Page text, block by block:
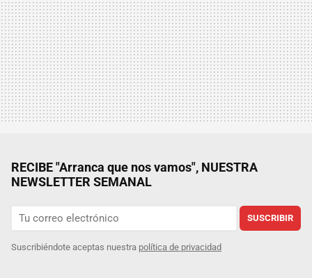
RECIBE "Arranca que nos vamos", NUESTRA
NEWSLETTER SEMANAL
SUSCRIBIR
Suscribiéndote aceptas nuestra política de privacidad